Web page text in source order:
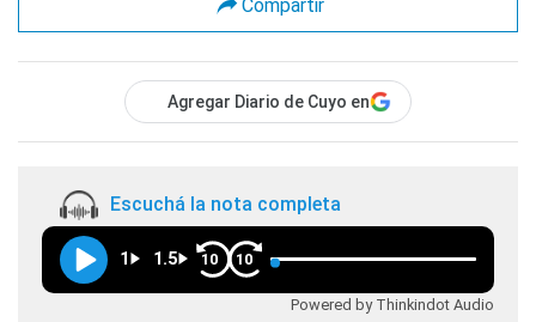
Compartir
Agregar Diario de Cuyo en
Escuchá la nota completa
1 1.5 10 10
Powered by Thinkindot Audio